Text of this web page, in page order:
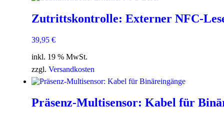
Zutrittskontrolle: Externer NFC-
39,95 €
inkl. 19 % MwSt.
zzgl. Versandkosten
Präsenz-Multisensor: Kabel für